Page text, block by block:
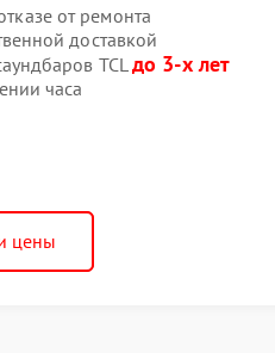
от ремонта
доставкой
TCLдо 3-х лет
часа
цены